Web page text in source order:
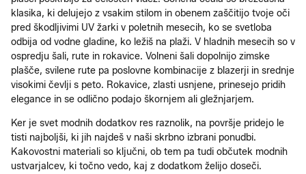
klasika, ki delujejo z vsakim stilom in obenem zaščitijo tvoje oči
pred škodljivimi UV žarki v poletnih mesecih, ko se svetloba
odbija od vodne gladine, ko ležiš na plaži. V hladnih mesecih so v
ospredju šali, rute in rokavice. Volneni šali dopolnijo zimske
plašče, svilene rute pa poslovne kombinacije z blazerji in srednje
visokimi čevlji s peto. Rokavice, zlasti usnjene, prinesejo pridih
elegance in se odlično podajo škornjem ali gležnjarjem.
Ker je svet modnih dodatkov res raznolik, na površje pridejo le
tisti najboljši, ki jih najdeš v naši skrbno izbrani ponudbi.
Kakovostni materiali so ključni, ob tem pa tudi občutek modnih
ustvarjalcev, ki točno vedo, kaj z dodatkom želijo doseči.